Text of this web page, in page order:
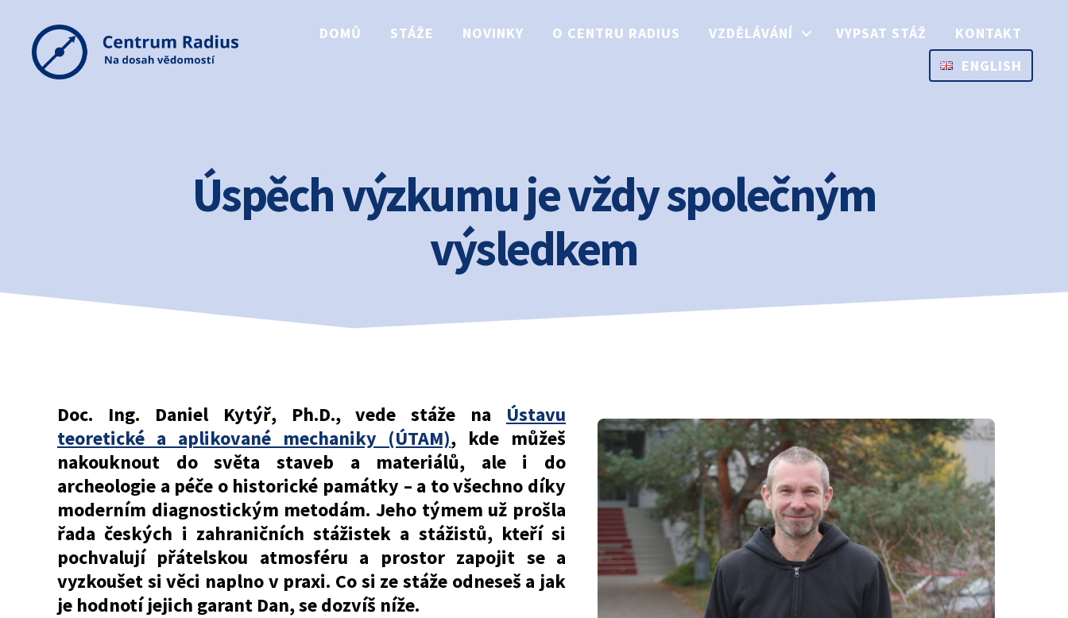
DOMŮ STÁŽE NOVINKY O CENTRU RADIUS VZDĚLÁVÁNÍ VYPSAT STÁŽ
KONTAKT
ENGLISH
Úspěch výzkumu je vždy společným
výsledkem
Doc. Ing. Daniel Kytýř, Ph.D., vede stáže na Ústavu
teoretické a aplikované mechaniky (ÚTAM), kde můžeš
nakouknout do světa staveb a materiálů, ale i do
archeologie a péče o historické památky – a to všechno díky
moderním diagnostickým metodám. Jeho týmem už prošla
řada českých i zahraničních stážistek a stážistů, kteří si
pochvalují přátelskou atmosféru a prostor zapojit se a
vyzkoušet si věci naplno v praxi. Co si ze stáže odneseš a jak
je hodnotí jejich garant Dan, se dozvíš níže.